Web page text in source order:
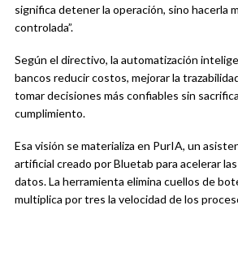
significa detener la operación, sino hacerla
controlada”.
Según el directivo, la automatización
bancos reducir costos, mejorar la
tomar decisiones más confiables sin
cumplimiento.
Esa visión se materializa en PurIA, un
artificial creado por Bluetab para acelerar
datos. La herramienta elimina cuellos de
multiplica por tres la velocidad de los